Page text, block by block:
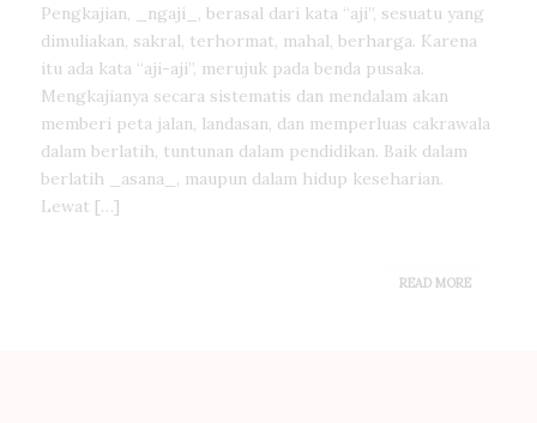
Pengkajian, _ngaji_, berasal dari kata “aji”, sesuatu yang
dimuliakan, sakral, terhormat, mahal, berharga. Karena
itu ada kata “aji-aji”, merujuk pada benda pusaka.
Mengkajianya secara sistematis dan mendalam akan
memberi peta jalan, landasan, dan memperluas cakrawala
dalam berlatih, tuntunan dalam pendidikan. Baik dalam
berlatih _asana_, maupun dalam hidup keseharian.
Lewat […]
READ MORE